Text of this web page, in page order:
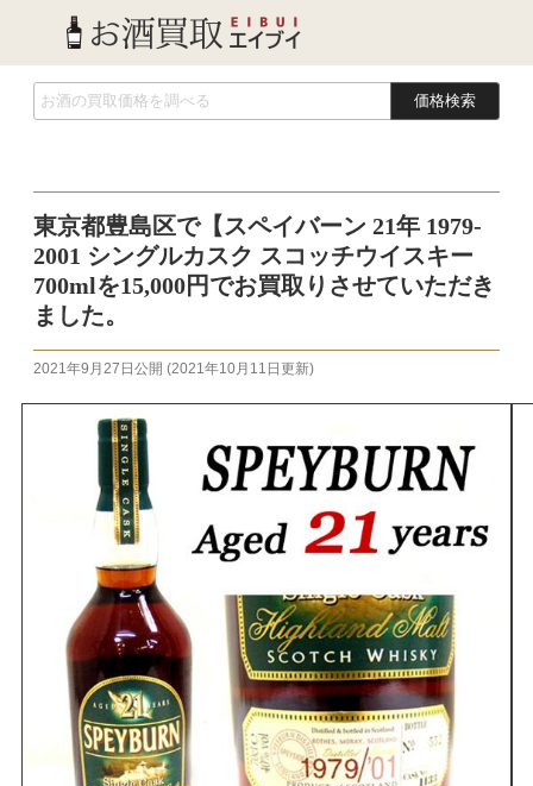
価格検索
東京都豊島区で【スペイバーン 21年 1979-
2001 シングルカスク スコッチウイスキー
700mlを15,000円でお買取りさせていただき
ました。
2021年9月27日 公開 (2021年10月11日 更新)